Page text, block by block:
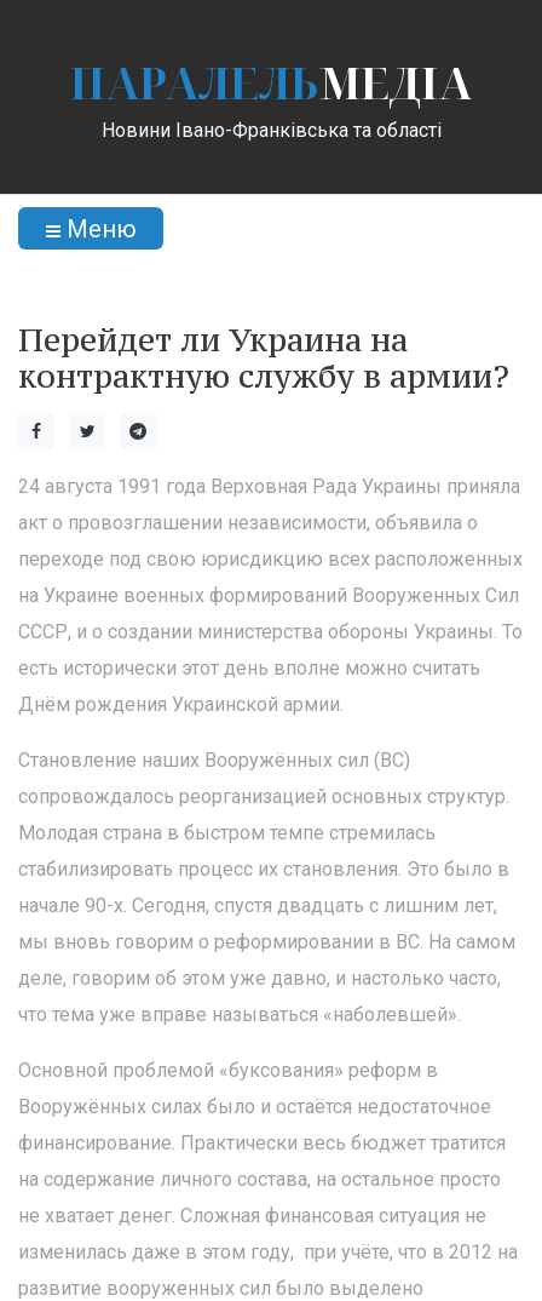
ПАРАЛЕЛЬМЕДІА
Новини Івано-Франківська та області
Меню
Перейдет ли Украина на
контрактную службу в армии?
24 августа 1991 года Верховная Рада Украины приняла
акт о провозглашении независимости, объявила о
переходе под свою юрисдикцию всех расположенных
на Украине военных формирований Вооруженных Сил
СССР, и о создании министерства обороны Украины. То
есть исторически этот день вполне можно считать
Днём рождения Украинской армии.
Становление наших Вооружённых сил (ВС)
сопровождалось реорганизацией основных структур.
Молодая страна в быстром темпе стремилась
стабилизировать процесс их становления. Это было в
начале 90-х. Сегодня, спустя двадцать с лишним лет,
мы вновь говорим о реформировании в ВС. На самом
деле, говорим об этом уже давно, и настолько часто,
что тема уже вправе называться «наболевшей».
Основной проблемой «буксования» реформ в
Вооружённых силах было и остаётся недостаточное
финансирование. Практически весь бюджет тратится
на содержание личного состава, на остальное просто
не хватает денег. Сложная финансовая ситуация не
изменилась даже в этом году, при учёте, что в 2012 на
развитие вооруженных сил было выделено